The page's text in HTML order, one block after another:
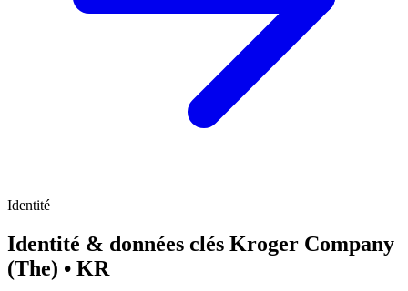
Identité
Identité & données clés Kroger Company
(The) • KR